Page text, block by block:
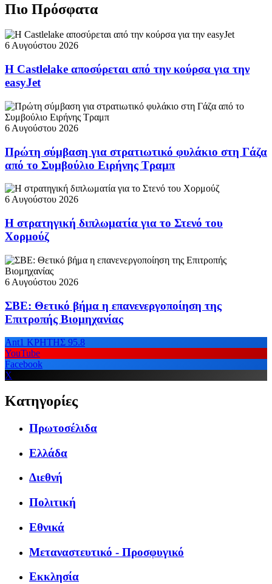
Πιο Πρόσφατα
6 Αυγούστου 2026
Η Castlelake αποσύρεται από την κούρσα για την
easyJet
6 Αυγούστου 2026
Πρώτη σύμβαση για στρατιωτικό φυλάκιο στη Γάζα
από το Συμβούλιο Ειρήνης Τραμπ
6 Αυγούστου 2026
Η στρατηγική διπλωματία για το Στενό του
Χορμούζ
6 Αυγούστου 2026
ΣΒΕ: Θετικό βήμα η επανενεργοποίηση της
Επιτροπής Βιομηχανίας
Ant1 ΚΡΗΤΗΣ 95.8
YouTube
Facebook
X
Κατηγορίες
Πρωτοσέλιδα
Ελλάδα
Διεθνή
Πολιτική
Εθνικά
Μεταναστευτικό - Προσφυγικό
Εκκλησία